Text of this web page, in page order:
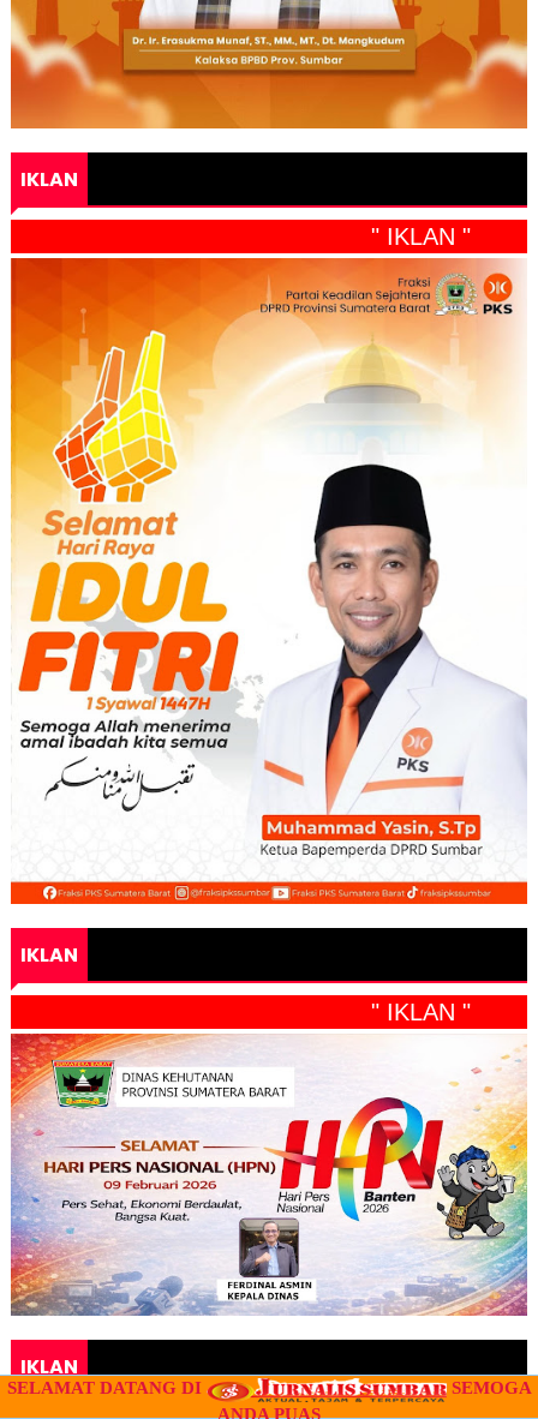
IKLAN
" IKLAN "
IKLAN
" IKLAN "
IKLAN
SELAMAT DATANG DI
SEMOGA
ANDA PUAS